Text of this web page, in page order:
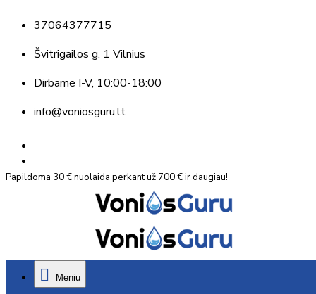
37064377715
Švitrigailos g. 1 Vilnius
Dirbame I-V, 10:00-18:00
info@voniosguru.lt
Papildoma 30 € nuolaida perkant už 700 € ir daugiau!
Meniu